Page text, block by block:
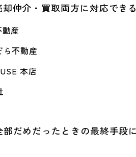
仲介・買取両方に対応でき
産
不動産
本店
だめだったときの最終手段